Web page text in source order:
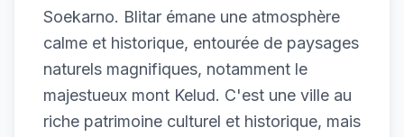
Soekarno. Blitar émane une atmosphère
calme et historique, entourée de paysages
naturels magnifiques, notamment le
majestueux mont Kelud. C'est une ville au
riche patrimoine culturel et historique, mais